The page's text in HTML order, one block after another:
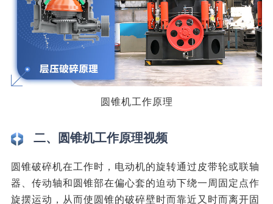
圆锥机工作原理
二、圆锥机工作原理视频
圆锥破碎机在工作时，电动机的旋转通过皮带轮或联轴
器、传动轴和圆锥部在偏心套的迫动下绕一周固定点作
旋摆运动，从而使圆锥的破碎壁时而靠近又时而离开固